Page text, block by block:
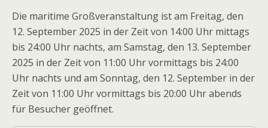
Die maritime Großveranstaltung ist am Freitag, den
12. September 2025 in der Zeit von 14:00 Uhr mittags
bis 24:00 Uhr nachts, am Samstag, den 13. September
2025 in der Zeit von 11:00 Uhr vormittags bis 24:00
Uhr nachts und am Sonntag, den 12. September in der
Zeit von 11:00 Uhr vormittags bis 20:00 Uhr abends
für Besucher geöffnet.